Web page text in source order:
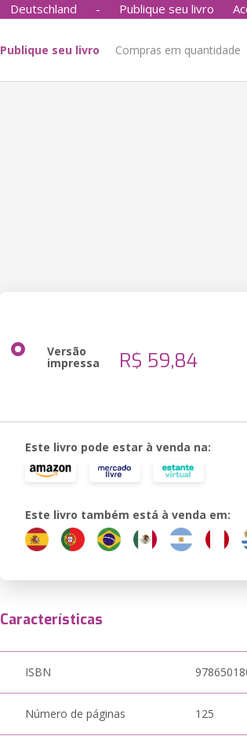
Deutschland - Publique seu livro
Publique seu livro Compras em quantidade
Versão
impressa R$ 59,84
Este livro pode estar à venda na:
Este livro também está à venda em:
Características
ISBN
Número de páginas 125